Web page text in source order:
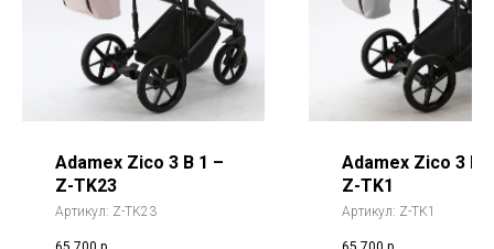
Adamex Zico 3 В 1 –
Z-TK23
Артикул: Z-TK23
Adamex Zico 3 В
Z-TK1
Артикул: Z-TK1